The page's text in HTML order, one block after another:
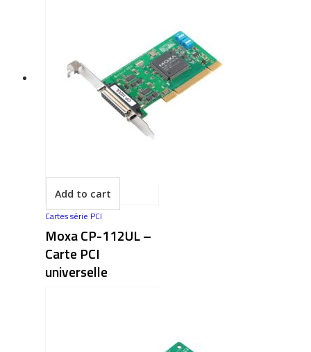
Add to cart
Cartes série PCI
Moxa CP-112UL –
Carte PCI
universelle